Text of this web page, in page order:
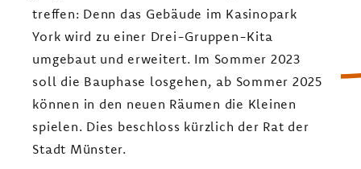
treffen: Denn das Gebäude im Kasinopark
York wird zu einer Drei-Gruppen-Kita
umgebaut und erweitert. Im Sommer 2023
soll die Bauphase losgehen, ab Sommer 2025
können in den neuen Räumen die Kleinen
spielen. Dies beschloss kürzlich der Rat der
Stadt Münster.